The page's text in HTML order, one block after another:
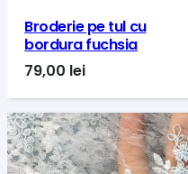
Broderie pe tul cu
bordura fuchsia
79,00 lei